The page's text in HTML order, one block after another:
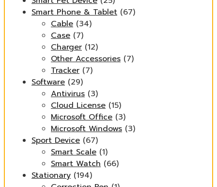
Smart Phone & Tablet (67)
Cable (34)
Case (7)
Charger (12)
Other Accessories (7)
Tracker (7)
Software (29)
Antivirus (3)
Cloud License (15)
Microsoft Office (3)
Microsoft Windows (3)
Sport Device (67)
Smart Scale (1)
Smart Watch (66)
Stationary (194)